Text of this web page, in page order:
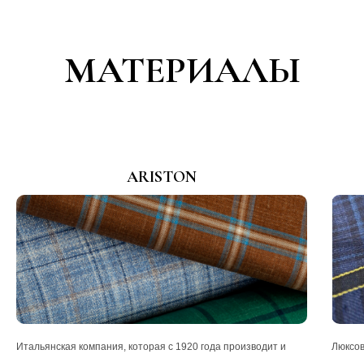
МАТЕРИАЛЫ
ARISTON
Итальянская компания, которая с 1920 года производит и